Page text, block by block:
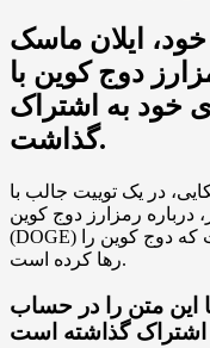
ایلان ماسک
دوج کوین با
خود به اشتراک
گذاشت.
در یک توییت جالب با
توییتر، درباره رمزارز دوج کوین
(DOGE) صحبت کرده است. او اعلام کرده است که دوج کوین را
رها کرده است.
این متن را در حساب